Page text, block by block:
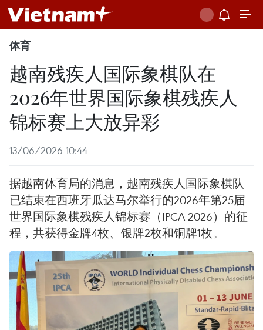
体育
越南残疾人国际象棋队在
2026年世界国际象棋残疾人
锦标赛上大放异彩
13/06/2026 10:44
据越南体育局的消息，越南残疾人国际象棋队
已结束在西班牙瓜达马尔举行的2026年第25届
世界国际象棋残疾人锦标赛（IPCA 2026）的征
程，共获得金牌4枚、银牌2枚和铜牌1枚。